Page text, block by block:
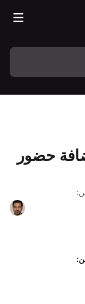
حضور